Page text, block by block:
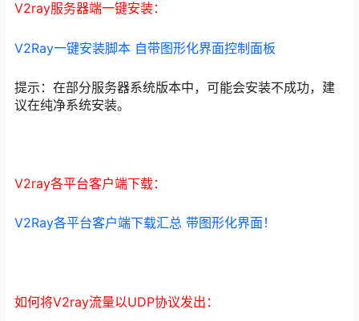
V2ray服务器端一键安装：
V2Ray一键安装脚本 自带图形化界面控制面板
提示：在部分服务器系统版本中，可能会安装不成功，建
议在纯净系统安装。
V2ray各平台客户端下载：
V2Ray各平台客户端下载汇总 带图形化界面！
如何将V2ray流量以UDP协议发出：